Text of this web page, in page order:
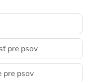
pre psov
pre psov